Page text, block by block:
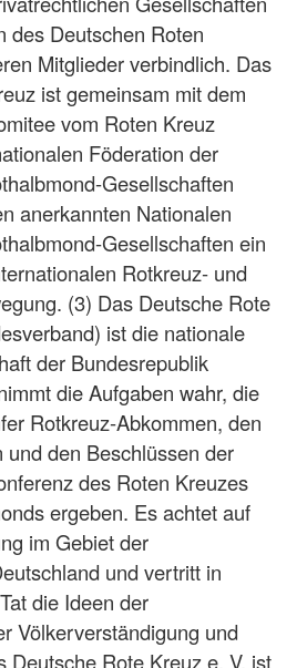
des Deutschen Roten
Mitglieder verbindlich. Das
ist gemeinsam mit dem
vom Roten Kreuz
Föderation der
Gesellschaften
anerkannten Nationalen
Gesellschaften ein
Rotkreuz- und
(3) Das Deutsche Rote
ist die nationale
der Bundesrepublik
die Aufgaben wahr, die
Rotkreuz-Abkommen, den
und den Beschlüssen der
des Roten Kreuzes
ergeben. Es achtet auf
im Gebiet der
und vertritt in
die Ideen der
Völkerverständigung und
Deutsche Rote Kreuz e. V. ist